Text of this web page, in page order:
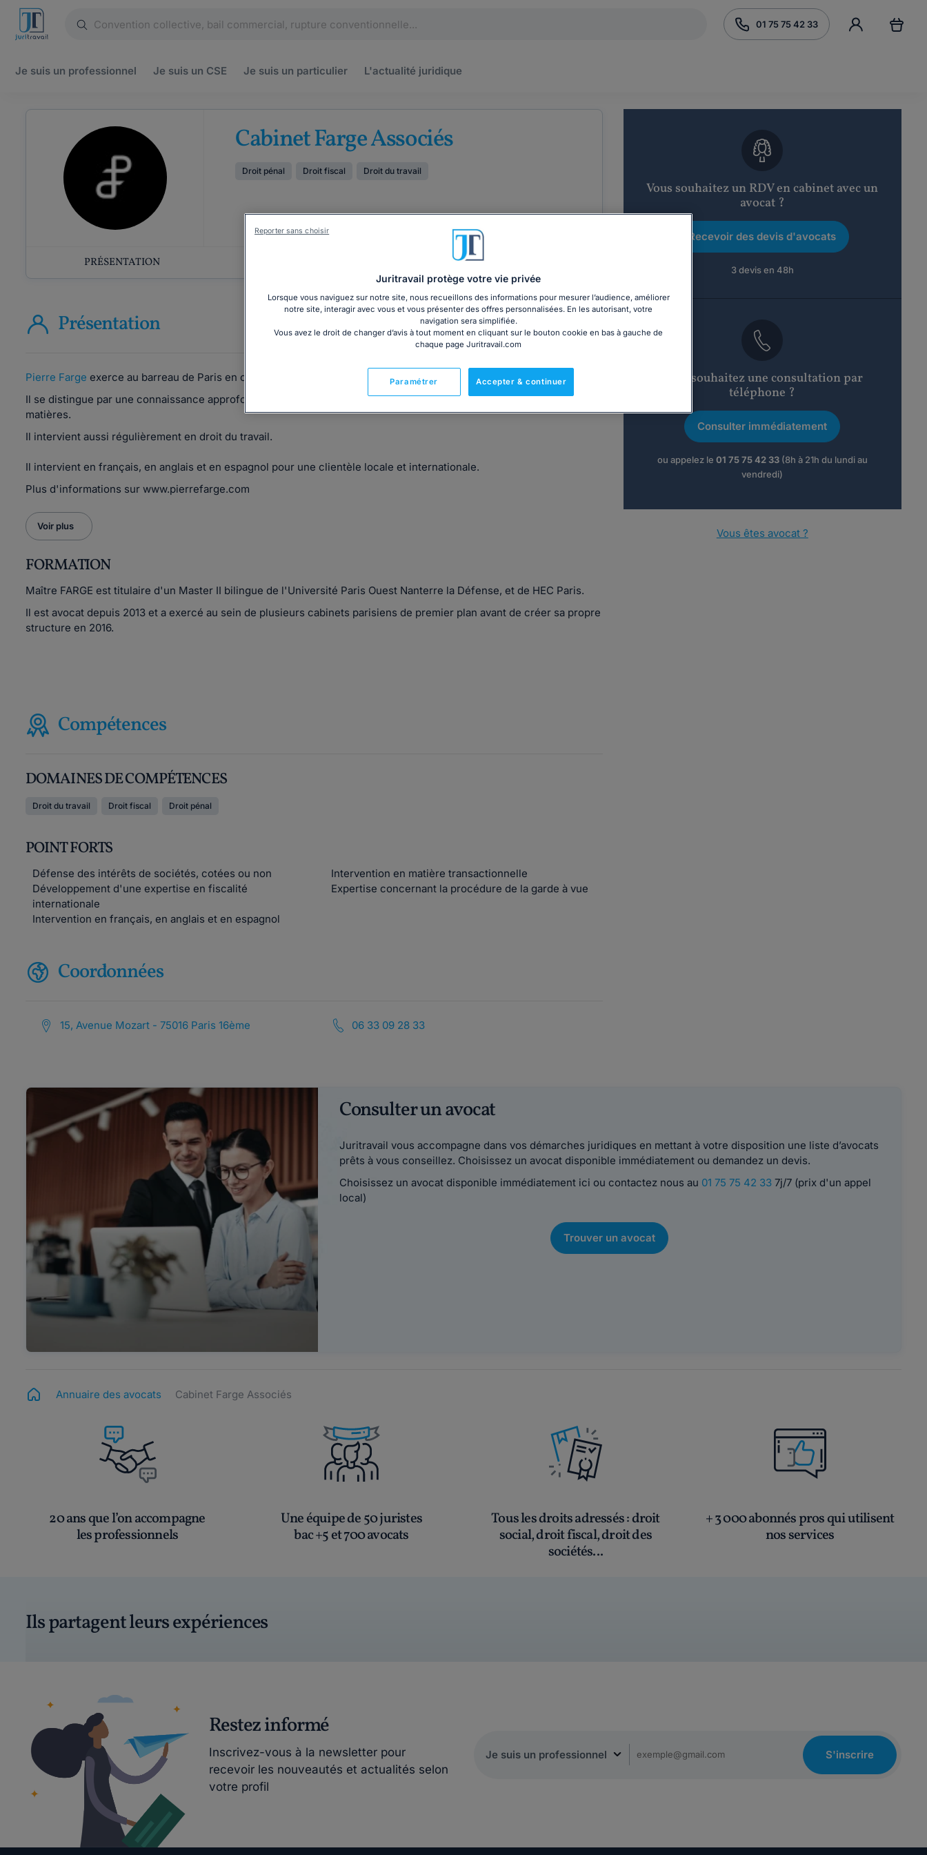
01 75 75 42 33
Je suis un professionnel Je suis un CSE Je suis un particulier L'actualité juridique
Cabinet Farge Associés
Droit pénal Droit fiscal Droit du travail
PRÉSENTATION COORDONNÉES
Présentation
Pierre Farge exerce au barreau de Paris en contentieux et pénal des affaires.
Il se distingue par une connaissance approfondie des mécanismes financiers et comptables concernés dans ces
matières.
Il intervient aussi régulièrement en droit du travail.
Il intervient en français, en anglais et en espagnol pour une clientèle locale et internationale.
Plus d'informations sur www.pierrefarge.com
Voir plus
FORMATION
Maître FARGE est titulaire d'un Master II bilingue de l'Université Paris Ouest Nanterre la Défense, et de HEC Paris.
Il est avocat depuis 2013 et a exercé au sein de plusieurs cabinets parisiens de premier plan avant de créer sa propre
structure en 2016.
Compétences
DOMAINES DE COMPÉTENCES
Droit du travail Droit fiscal Droit pénal
POINT FORTS
Défense des intérêts de sociétés, cotées ou non
Intervention en matière transactionnelle
Développement d'une expertise en fiscalité
internationale
Expertise concernant la procédure de la garde à vue
Intervention en français, en anglais et en espagnol
Coordonnées
15, Avenue Mozart - 75016 Paris 16ème 06 33 09 28 33
Vous souhaitez un RDV en cabinet avec un
avocat ?
Recevoir des devis d'avocats
3 devis en 48h
Vous souhaitez une consultation par
téléphone ?
Consulter immédiatement
ou appelez le 01 75 75 42 33(8h à 21h du lundi au
vendredi)
Vous êtes avocat ?
Consulter un avocat
Juritravail vous accompagne dans vos démarches juridiques en mettant à votre disposition une liste d’avocats
prêts à vous conseillez. Choisissez un avocat disponible immédiatement ou demandez un devis.
Choisissez un avocat disponible immédiatement ici ou contactez nous au 01 75 75 42 337j/7 (prix d'un appel
local)
Trouver un avocat
Annuaire des avocats Cabinet Farge Associés
20 ans que l’on accompagne
les professionnels
Une équipe de 50 juristes
bac +5 et 700 avocats
Tous les droits adressés: droit
social, droit fiscal, droit des
sociétés...
+ 3 000 abonnés pros qui utilisent
nos services
Ils partagent leurs expériences
Restez informé
Inscrivez-vous à la newsletter pour
recevoir les nouveautés et actualités selon
votre profil
S'inscrire
Juritravail protège votre vie privée
Lorsque vous naviguez sur notre site, nous recueillons des informations pour mesurer l’audience, améliorer
notre site, interagir avec vous et vous présenter des offres personnalisées. En les autorisant, votre
navigation sera simplifiée.
Vous avez le droit de changer d’avis à tout moment en cliquant sur le bouton cookie en bas à gauche de
chaque page Juritravail.com
Accepter & continuer
Paramétrer
Reporter sans choisir